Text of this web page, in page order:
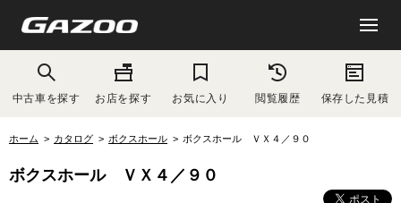
中古車を探す お店を探す お気に入り 閲覧履歴 保存した見積
ホーム カタログ ボクスホール ボクスホール ＶＸ４／９０
ボクスホール ＶＸ４／９０